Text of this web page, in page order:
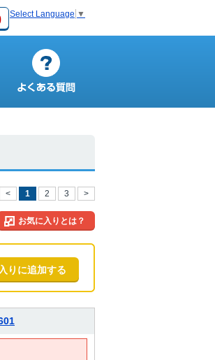
Select Language ▼
< 1 2 3 >
お気に入りとは？
りに追加する